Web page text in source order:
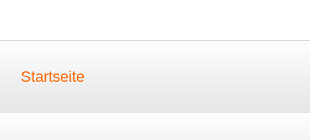
Startseite